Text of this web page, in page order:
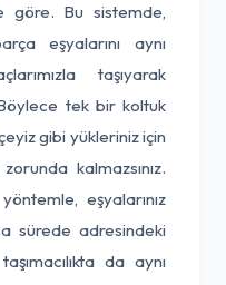
göre. Bu sistemde,
eşyalarını aynı
taşıyarak
tek bir koltuk
gibi yükleriniz için
kalmazsınız.
eşyalarınız
sürede adresindeki
da aynı